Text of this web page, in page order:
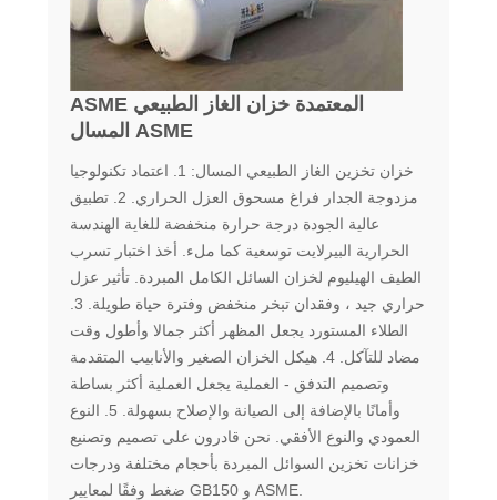
ASME المعتمدة خزان الغاز الطبيعي
المسال ASME
خزان تخزين الغاز الطبيعي المسال: 1. اعتماد تكنولوجيا
مزدوجة الجدار فراغ مسحوق العزل الحراري. 2. تطبيق
عالية الجودة درجة حرارة منخفضة للغاية الهندسة
الحرارية البيرلايت توسعية كما ملء. أخذ اختبار تسرب
الطيف الهيليوم لخزان السائل الكامل المبردة. تأثير عزل
الطلاء المستورد يجعل المظهر أكثر جمالا وأطول وقت
مضاد للتآكل. 4. هيكل الخزان الصغير والأنابيب المتقدمة
وتصميم التدفق - العملية يجعل العملية أكثر بساطة
وأمانًا بالإضافة إلى الصيانة والإصلاح بسهولة. 5. النوع
العمودي والنوع الأفقي. نحن قادرون على تصميم وتصنيع
خزانات تخزين السوائل المبردة بأحجام مختلفة ودرجات
ضغط وفقًا لمعايير GB150 و ASME.